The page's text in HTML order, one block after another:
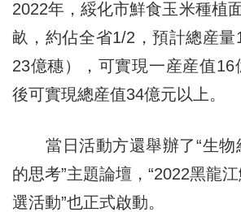
2022年，綏化市鮮食玉米種植
畝，約佔全省1/2，預計總産量
23億穗），可實現一産産值16
後可實現總産值34億元以上。
當日活動方還舉辦了“生物
的思考”主題論壇，“2022黑龍
選活動”也正式啟動。